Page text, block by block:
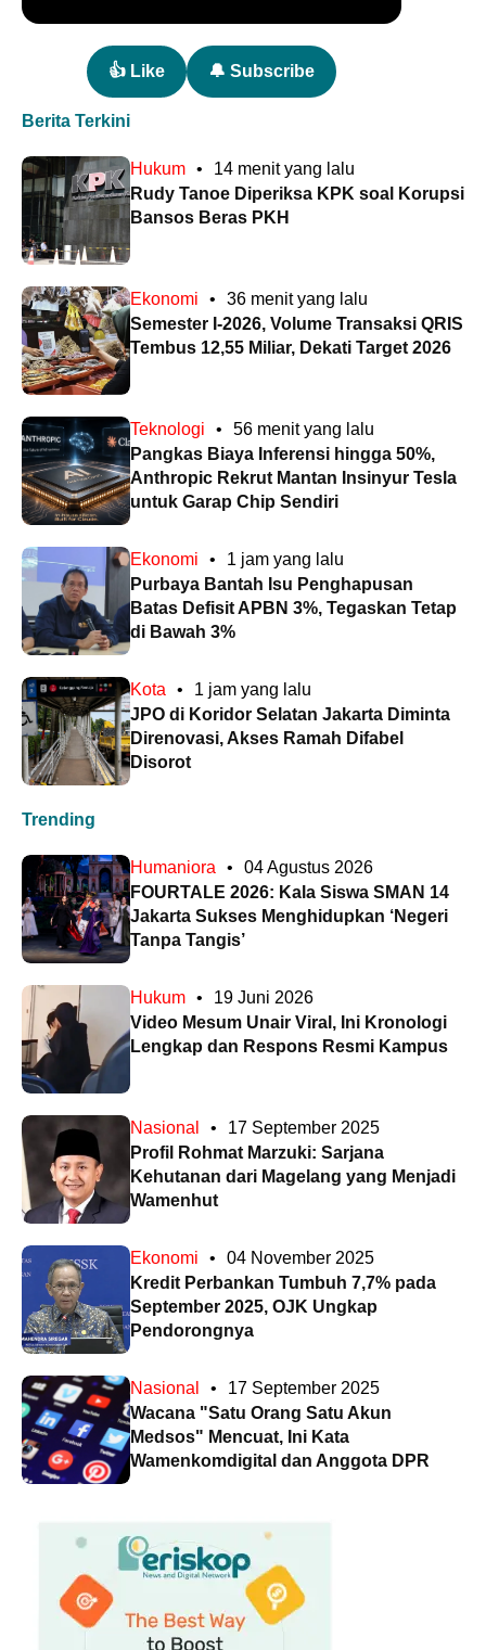
👍 Like 🔔 Subscribe
Berita Terkini
Hukum •
14 menit yang lalu
Rudy Tanoe Diperiksa KPK soal Korupsi
Bansos Beras PKH
Ekonomi •
36 menit yang lalu
Semester I-2026, Volume Transaksi QRIS
Tembus 12,55 Miliar, Dekati Target 2026
Teknologi •
56 menit yang lalu
Pangkas Biaya Inferensi hingga 50%,
Anthropic Rekrut Mantan Insinyur Tesla
untuk Garap Chip Sendiri
Ekonomi •
1 jam yang lalu
Purbaya Bantah Isu Penghapusan
Batas Defisit APBN 3%, Tegaskan Tetap
di Bawah 3%
Kota •
1 jam yang lalu
JPO di Koridor Selatan Jakarta Diminta
Direnovasi, Akses Ramah Difabel
Disorot
Trending
Humaniora •
04 Agustus 2026
FOURTALE 2026: Kala Siswa SMAN 14
Jakarta Sukses Menghidupkan ‘Negeri
Tanpa Tangis’
Hukum •
19 Juni 2026
Video Mesum Unair Viral, Ini Kronologi
Lengkap dan Respons Resmi Kampus
Nasional •
17 September 2025
Profil Rohmat Marzuki: Sarjana
Kehutanan dari Magelang yang Menjadi
Wamenhut
Ekonomi •
04 November 2025
Kredit Perbankan Tumbuh 7,7% pada
September 2025, OJK Ungkap
Pendorongnya
Nasional •
17 September 2025
Wacana "Satu Orang Satu Akun
Medsos" Mencuat, Ini Kata
Wamenkomdigital dan Anggota DPR